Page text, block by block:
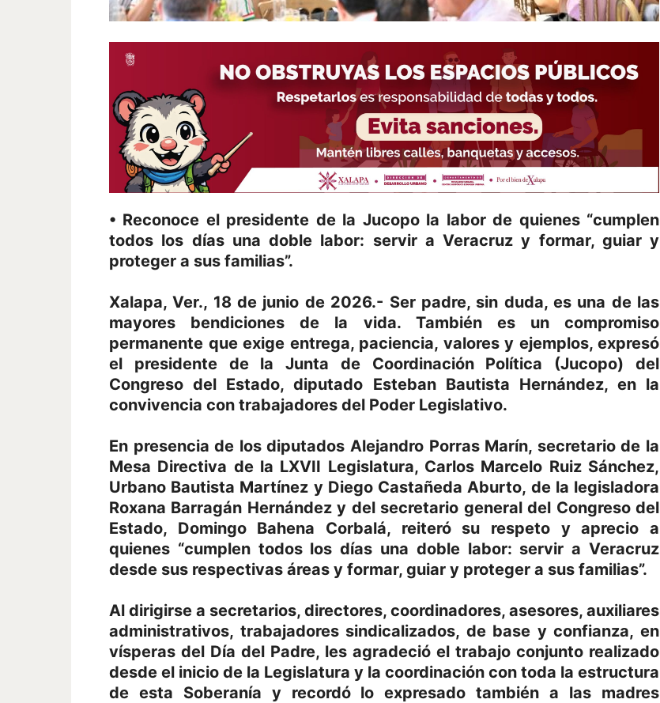
• Reconoce el presidente de la Jucopo la labor de quienes “cumplen
todos los días una doble labor: servir a Veracruz y formar, guiar y
proteger a sus familias”.
Xalapa, Ver., 18 de junio de 2026.- Ser padre, sin duda, es una de las
mayores bendiciones de la vida. También es un compromiso
permanente que exige entrega, paciencia, valores y ejemplos, expresó
el presidente de la Junta de Coordinación Política (Jucopo) del
Congreso del Estado, diputado Esteban Bautista Hernández, en la
convivencia con trabajadores del Poder Legislativo.
En presencia de los diputados Alejandro Porras Marín, secretario de la
Mesa Directiva de la LXVII Legislatura, Carlos Marcelo Ruiz Sánchez,
Urbano Bautista Martínez y Diego Castañeda Aburto, de la legisladora
Roxana Barragán Hernández y del secretario general del Congreso del
Estado, Domingo Bahena Corbalá, reiteró su respeto y aprecio a
quienes “cumplen todos los días una doble labor: servir a Veracruz
desde sus respectivas áreas y formar, guiar y proteger a sus familias”.
Al dirigirse a secretarios, directores, coordinadores, asesores, auxiliares
administrativos, trabajadores sindicalizados, de base y confianza, en
vísperas del Día del Padre, les agradeció el trabajo conjunto realizado
desde el inicio de la Legislatura y la coordinación con toda la estructura
de esta Soberanía y recordó lo expresado también a las madres